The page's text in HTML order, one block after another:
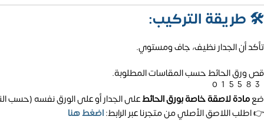
🛠️ طريقة التركيب:
تأكد أن الجدار نظيف، جاف ومستوي.
قص ورق الحائط حسب المقاسات المطلوبة.
ضعمادة لاصقة خاصة بورق الحائطعلى الجدار أو على الورق نفسه (حسب
👉 اطلب اللاصق الأصلي من متجرنا عبر الرابط:اضغط هنا